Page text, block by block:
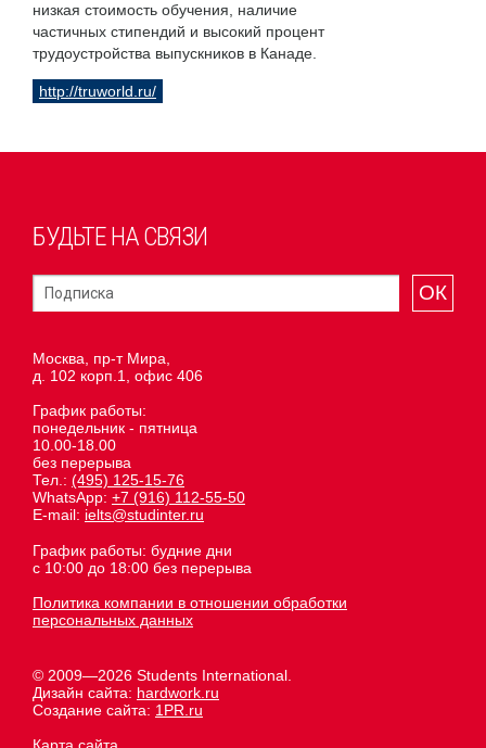
низкая стоимость обучения, наличие
частичных стипендий и высокий процент
трудоустройства выпускников в Канаде.
http://truworld.ru/
БУДЬТЕ НА СВЯЗИ
ОК
Москва, пр-т Мира,
д. 102 корп.1, офис 406
График работы:
понедельник - пятница
10.00-18.00
без перерыва
Тел.: (495) 125-15-76
WhatsApp: +7 (916) 112-55-50
E-mail: ielts@studinter.ru
График работы: будние дни
с 10:00 до 18:00 без перерыва
Политика компании в отношении обработки
персональных данных
© 2009—2026 Students International.
Дизайн сайта: hardwork.ru
Создание сайта: 1PR.ru